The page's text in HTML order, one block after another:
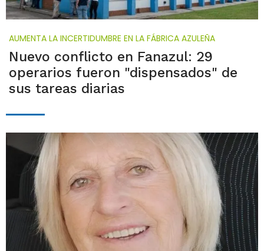
AUMENTA LA INCERTIDUMBRE EN LA FÁBRICA AZULEÑA
Nuevo conflicto en Fanazul: 29
operarios fueron "dispensados" de
sus tareas diarias